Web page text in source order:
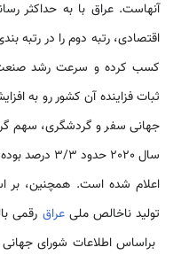
آنهاست. عراق با به حداکثر
اقتصادی، رتبه دوم را در رتبه
کسب کرده و سرعت رشد صنعت
ثبات فزاینده آن کشور رو به
جهانی سفر و گردشگری، سهم
تولید ناخالص ملیعراق